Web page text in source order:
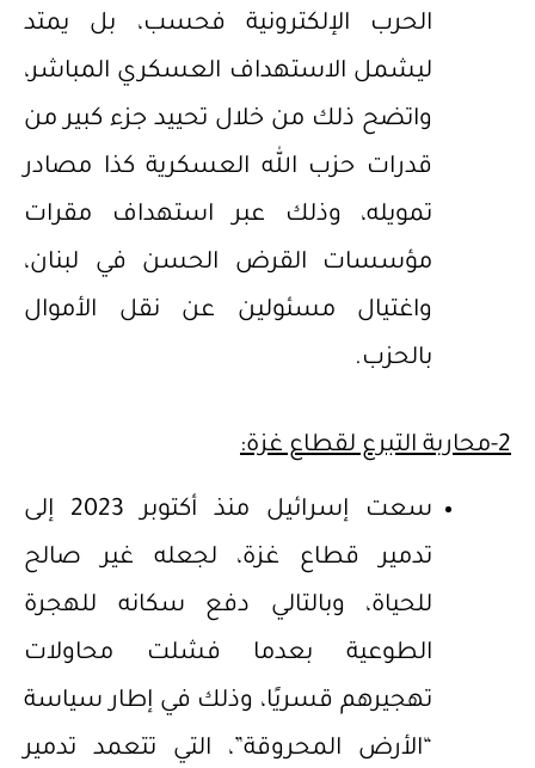
الحرب الإلكترونية فحسب، بل يمتد
ليشمل الاستهداف العسكري المباشر،
واتضح ذلك من خلال تحييد جزء كبير من
قدرات حزب الله العسكرية كذا مصادر
تمويله، وذلك عبر استهداف مقرات
مؤسسات القرض الحسن في لبنان،
واغتيال مسئولين عن نقل الأموال
بالحزب.
2-محاربة التبرع لقطاع غزة:
سعت إسرائيل منذ أكتوبر 2023 إلى
تدمير قطاع غزة، لجعله غير صالح
للحياة، وبالتالي دفع سكانه للهجرة
الطوعية بعدما فشلت محاولات
تهجيرهم قسريًا، وذلك في إطار سياسة
“الأرض المحروقة”، التي تتعمد تدمير